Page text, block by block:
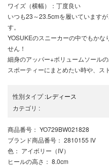
ワイズ（横幅）：丁度良い
いつも23～23.5cmを履いています
す。
YOSUKEのスニーカーの中でもかな
せん！
細身のアッパー+ボリュームソール
スポーティーにまとめたい時や、
性別タイプ:レディース
カテゴリ :
商品番号 ： YO729BW021828
ブランド商品番号 ： 2810155 IV
色 ： アイボリー（IV）
ヒールの高さ ： 8.0cm